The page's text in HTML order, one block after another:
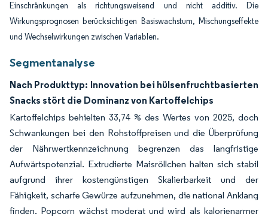
Einschränkungen als richtungsweisend und nicht additiv. Die
Wirkungsprognosen berücksichtigen Basiswachstum, Mischungseffekte
und Wechselwirkungen zwischen Variablen.
Segmentanalyse
Nach Produkttyp: Innovation bei hülsenfruchtbasierten
Snacks stört die Dominanz von Kartoffelchips
Kartoffelchips behielten 33,74 % des Wertes von 2025, doch
Schwankungen bei den Rohstoffpreisen und die Überprüfung
der Nährwertkennzeichnung begrenzen das langfristige
Aufwärtspotenzial. Extrudierte Maisröllchen halten sich stabil
aufgrund ihrer kostengünstigen Skalierbarkeit und der
Fähigkeit, scharfe Gewürze aufzunehmen, die national Anklang
finden. Popcorn wächst moderat und wird als kalorienarmer